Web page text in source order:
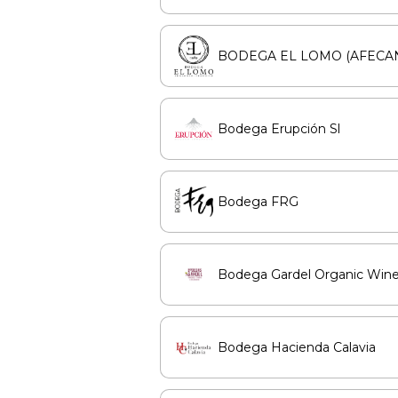
BODEGA EL LOMO
Bodega Erupción Sl
Bodega FRG
Bodega Gardel Organic
Bodega Hacienda Calavia